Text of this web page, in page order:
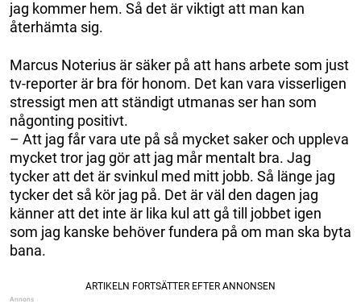
jag kommer hem. Så det är viktigt att man kan
återhämta sig.
Marcus Noterius är säker på att hans arbete som just
tv-reporter är bra för honom. Det kan vara visserligen
stressigt men att ständigt utmanas ser han som
någonting positivt.
– Att jag får vara ute på så mycket saker och uppleva
mycket tror jag gör att jag mår mentalt bra. Jag
tycker att det är svinkul med mitt jobb. Så länge jag
tycker det så kör jag på. Det är väl den dagen jag
känner att det inte är lika kul att gå till jobbet igen
som jag kanske behöver fundera på om man ska byta
bana.